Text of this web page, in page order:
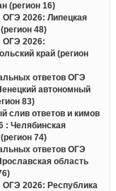
(регион 16)
2026: Липецкая
48)
2026:
край (регион
ответов ОГЭ
автономный
83)
слив ответов и кимов
: Челябинская
74)
ответов ОГЭ
область
2026: Республика